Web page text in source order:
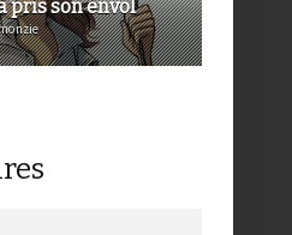
pris son envol